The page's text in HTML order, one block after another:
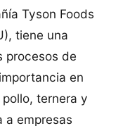
Tyson Foods
tiene una
procesos de
en
ternera y
a empresas